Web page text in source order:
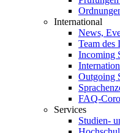
International
News,
Team des
Incoming
Outgoing
FAQ-
Services
Studien-